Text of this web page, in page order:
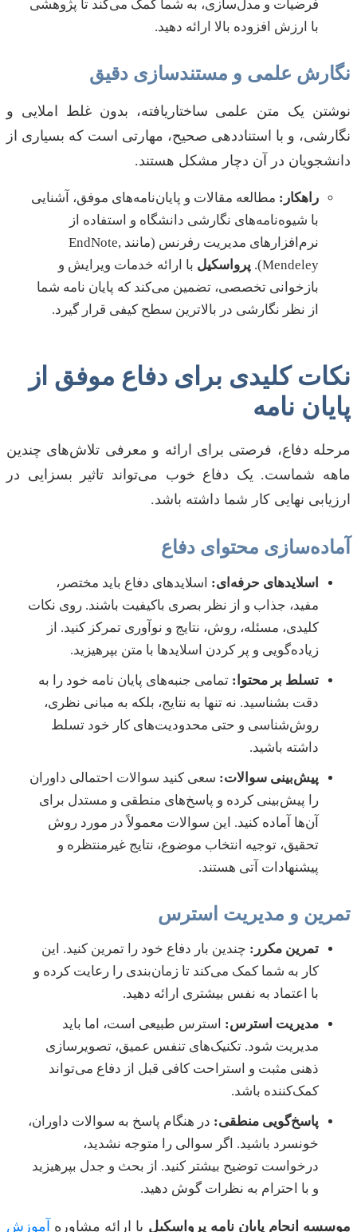
فرضیات و مدل‌سازی، به شما کمک می‌کند تا پژوهشی
با ارزش افزوده بالا ارائه دهید.
نگارش علمی و مستندسازی دقیق
نوشتن یک متن علمی ساختاریافته، بدون غلط املایی و
نگارشی، و با استناددهی صحیح، مهارتی است که بسیاری از
دانشجویان در آن دچار مشکل هستند.
راهکار: مطالعه مقالات و پایان‌نامه‌های موفق، آشنایی
با شیوه‌نامه‌های نگارشی دانشگاه و استفاده از
نرم‌افزارهای مدیریت رفرنس (مانند EndNote,
Mendeley).
پرواسکیل با ارائه خدمات ویرایش و
بازخوانی تخصصی، تضمین می‌کند که پایان نامه شما
از نظر نگارشی در بالاترین سطح کیفی قرار گیرد.
نکات کلیدی برای دفاع موفق از
پایان نامه
مرحله دفاع، فرصتی برای ارائه و معرفی تلاش‌های چندین
ماهه شماست. یک دفاع خوب می‌تواند تاثیر بسزایی در
ارزیابی نهایی کار شما داشته باشد.
آماده‌سازی محتوای دفاع
اسلایدهای حرفه‌ای: اسلایدهای دفاع باید مختصر،
مفید، جذاب و از نظر بصری باکیفیت باشند. روی نکات
کلیدی، مسئله، روش، نتایج و نوآوری تمرکز کنید. از
زیاده‌گویی و پر کردن اسلایدها با متن بپرهیزید.
تسلط بر محتوا: تمامی جنبه‌های پایان نامه خود را به
دقت بشناسید. نه تنها به نتایج، بلکه به مبانی نظری،
روش‌شناسی و حتی محدودیت‌های کار خود تسلط
داشته باشید.
پیش‌بینی سوالات: سعی کنید سوالات احتمالی داوران
را پیش‌بینی کرده و پاسخ‌های منطقی و مستدل برای
آن‌ها آماده کنید. این سوالات معمولاً در مورد روش
تحقیق، توجیه انتخاب موضوع، نتایج غیرمنتظره و
پیشنهادات آتی هستند.
تمرین و مدیریت استرس
تمرین مکرر: چندین بار دفاع خود را تمرین کنید. این
کار به شما کمک می‌کند تا زمان‌بندی را رعایت کرده و
با اعتماد به نفس بیشتری ارائه دهید.
مدیریت استرس: استرس طبیعی است، اما باید
مدیریت شود. تکنیک‌های تنفس عمیق، تصویرسازی
ذهنی مثبت و استراحت کافی قبل از دفاع می‌تواند
کمک‌کننده باشد.
پاسخ‌گویی منطقی: در هنگام پاسخ به سوالات داوران،
خونسرد باشید. اگر سوالی را متوجه نشدید،
درخواست توضیح بیشتر کنید. از بحث و جدل بپرهیزید
و با احترام به نظرات گوش دهید.
موسسه انجام پایان نامه پرواسکیل با ارائه مشاوره آموزش